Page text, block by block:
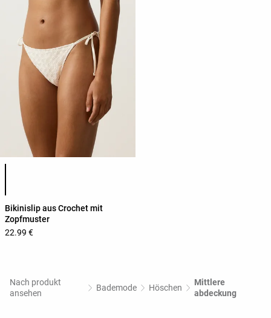
Bikinislip aus Crochet mit
Zopfmuster
22.99 €
Nach produkt
ansehen
Bademode Höschen
Mittlere
abdeckung